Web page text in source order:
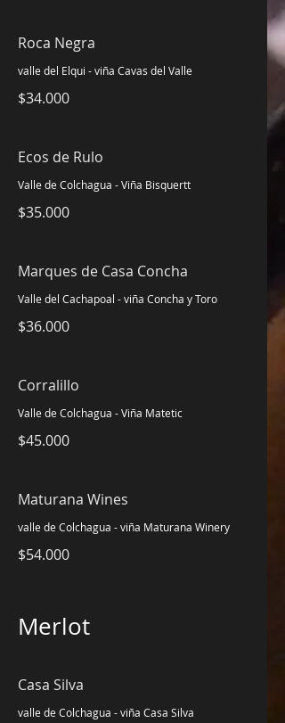
Roca Negra
valle del Elqui - viña Cavas del Valle
$34.000
Ecos de Rulo
Valle de Colchagua - Viña Bisquertt
$35.000
Marques de Casa Concha
Valle del Cachapoal - viña Concha y Toro
$36.000
Corralillo
Valle de Colchagua - Viña Matetic
$45.000
Maturana Wines
valle de Colchagua - viña Maturana Winery
$54.000
Merlot
Casa Silva
valle de Colchagua - viña Casa Silva